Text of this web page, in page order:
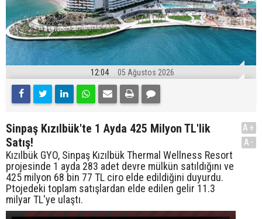
12:04 05 Ağustos 2026
Sinpaş Kızılbük'te 1 Ayda 425 Milyon TL'lik
Satış!
Kızılbük GYO, Sinpaş Kızılbük Thermal Wellness Resort
projesinde 1 ayda 283 adet devre mülkün satıldığını ve
425 milyon 68 bin 77 TL ciro elde edildiğini duyurdu.
Ptojedeki toplam satışlardan elde edilen gelir 11.3
milyar TL'ye ulaştı.
A+
A-